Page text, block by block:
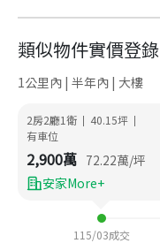
類似物件實價登錄
1公里內 | 半年內 | 大樓
2房2廳1衛 | 40.15坪 |
有車位
2,900萬 72.22萬/坪
安家More+
115/03成交